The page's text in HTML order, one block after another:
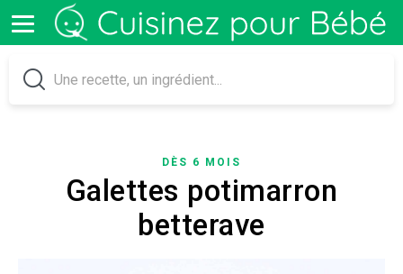
DÈS 6 MOIS
Galettes potimarron
betterave